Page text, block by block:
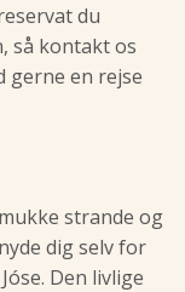
du
så kontakt os
gerne en rejse
strande og
dig selv for
Den livlige